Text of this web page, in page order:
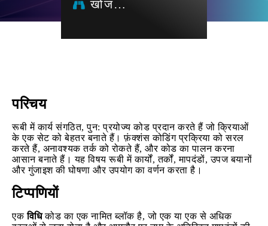
खोज…
परिचय
रूबी में कार्य संगठित, पुन: प्रयोज्य कोड प्रदान करते हैं जो क्रियाओं
के एक सेट को बेहतर बनाते हैं। फ़ंक्शंस कोडिंग प्रक्रिया को सरल
करते हैं, अनावश्यक तर्क को रोकते हैं, और कोड का पालन करना
आसान बनाते हैं। यह विषय रूबी में कार्यों, तर्कों, मापदंडों, उपज बयानों
और गुंजाइश की घोषणा और उपयोग का वर्णन करता है।
टिप्पणियों
एकविधिकोड का एक नामित ब्लॉक है, जो एक या एक से अधिक